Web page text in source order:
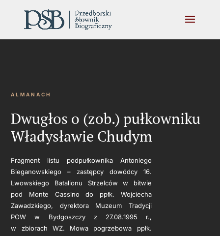
ALMANACH
Dwugłos o (zob.) pułkowniku
Władysławie Chudym
Fragment listu podpułkownika Antoniego
Bieganowskiego – zastępcy dowódcy 16.
Lwowskiego Batalionu Strzelców w bitwie
pod Monte Cassino do ppłk. Wojciecha
Zawadzkiego, dyrektora Muzeum Tradycji
POW w Bydgoszczy z 27.08.1995 r.,
w zbiorach WZ. Mowa pogrzebowa ppłk.